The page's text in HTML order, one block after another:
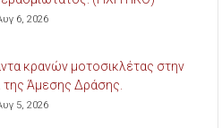
6, 2026
κρανών μοτοσικλέτας στην
της Άμεσης Δράσης.
5, 2026